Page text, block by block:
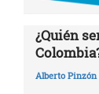
¿Quién
Alberto Pinzón